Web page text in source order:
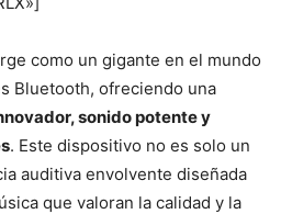
como un gigante en el mundo
Bluetooth, ofreciendo una
sonido potente y
. Este dispositivo no es solo un
auditiva envolvente diseñada
que valoran la calidad y la